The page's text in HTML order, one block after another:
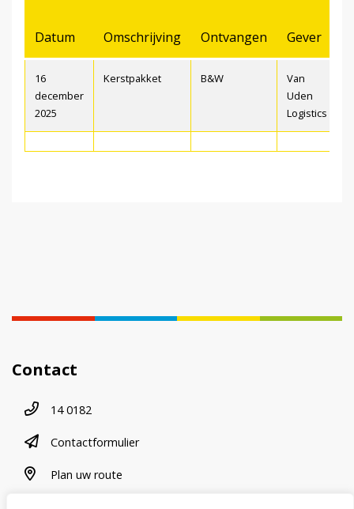
Datum Omschrijving Ontvangen Gever
16
december
2025
Kerstpakket B&W
Van
Uden
Logistics
Contact
Telefoonnummer
14 0182
contactformulier
Contactformulier
plan uw route
Plan uw route